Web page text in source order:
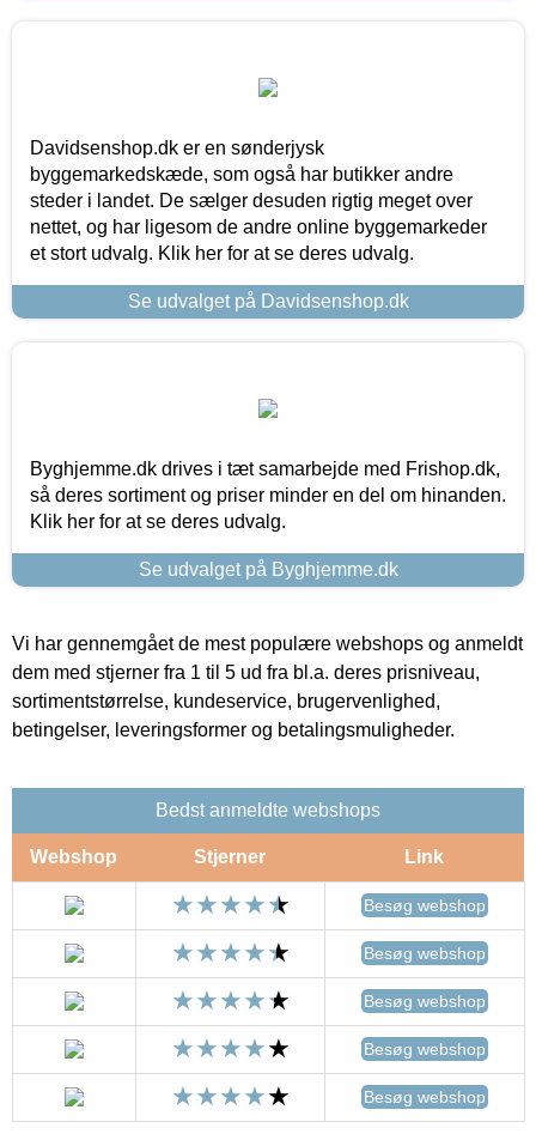
Davidsenshop.dk er en sønderjysk
byggemarkedskæde, som også har butikker andre
steder i landet. De sælger desuden rigtig meget over
nettet, og har ligesom de andre online byggemarkeder
et stort udvalg. Klik her for at se deres udvalg.
Se udvalget på Davidsenshop.dk
Byghjemme.dk drives i tæt samarbejde med Frishop.dk,
så deres sortiment og priser minder en del om hinanden.
Klik her for at se deres udvalg.
Se udvalget på Byghjemme.dk
Vi har gennemgået de mest populære webshops og anmeldt
dem med stjerner fra 1 til 5 ud fra bl.a. deres prisniveau,
sortimentstørrelse, kundeservice, brugervenlighed,
betingelser, leveringsformer og betalingsmuligheder.
Bedst anmeldte webshops
Webshop Stjerner Link
Besøg webshop
Besøg webshop
Besøg webshop
Besøg webshop
Besøg webshop